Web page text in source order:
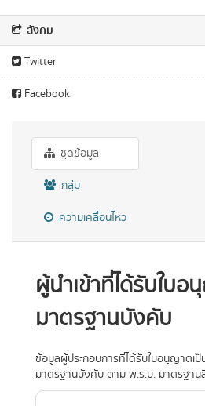
สังคม
Twitter
Facebook
ชุดข้อมูล
กลุ่ม
ความเคลื่อนไหว
ผู้นำเข้าที่ได้รับใบ
มาตรฐานบังคับ
ข้อมูลผู้ประกอบการที่ได้รับใบอนุญาตเ
มาตรฐานบังคับ ตาม พ.ร.บ. มาตรฐาน